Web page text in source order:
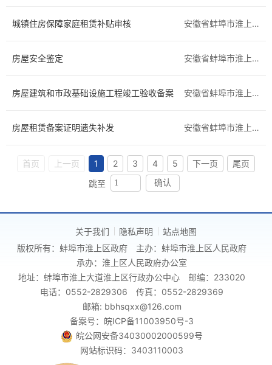
城镇住房保障家庭租赁补贴审核 安徽省蚌埠市淮上区
房屋安全鉴定 安徽省蚌埠市淮上区
房屋建筑和市政基础设施工程竣工验收备案 安徽省蚌埠市淮上区
房屋租赁备案证明遗失补发 安徽省蚌埠市淮上区
首页 上一页 1 2 3 4 5 下一页
尾页
跳至
确认
关于我们 隐私声明
站点地图
版权所有：蚌埠市淮上区政府
主办：蚌埠市淮上区人民政府
承办：淮上区人民政府办公室
地址：蚌埠市淮上大道淮上区行政办公中心
邮编：233020
电话：0552-2829306
传真：0552-2829369
邮箱: bbhsqxx@126.com
备案号：皖ICP备11003950号-3
皖公网安备34030002000599号
网站标识码：3403110003